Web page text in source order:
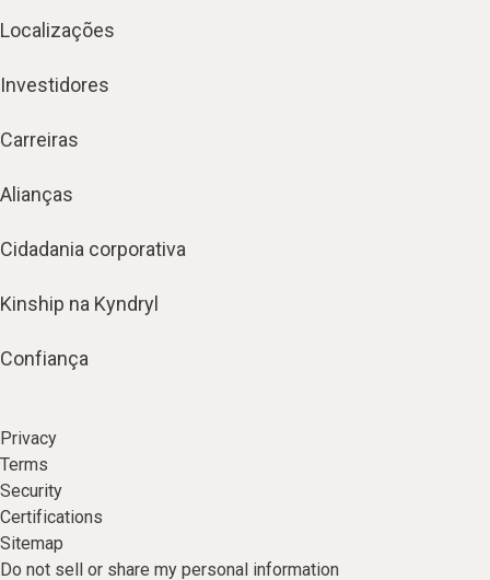
Localizações
Investidores
Carreiras
Alianças
Cidadania corporativa
Kinship na Kyndryl
Confiança
Privacy
Terms
Security
Certifications
Sitemap
Do not sell or share my personal information